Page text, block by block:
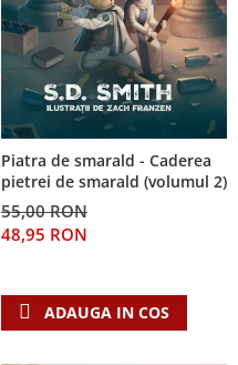
Piatra de smarald - Caderea
pietrei de smarald (volumul 2)
55,00 RON
48,95 RON
ADAUGA IN COS